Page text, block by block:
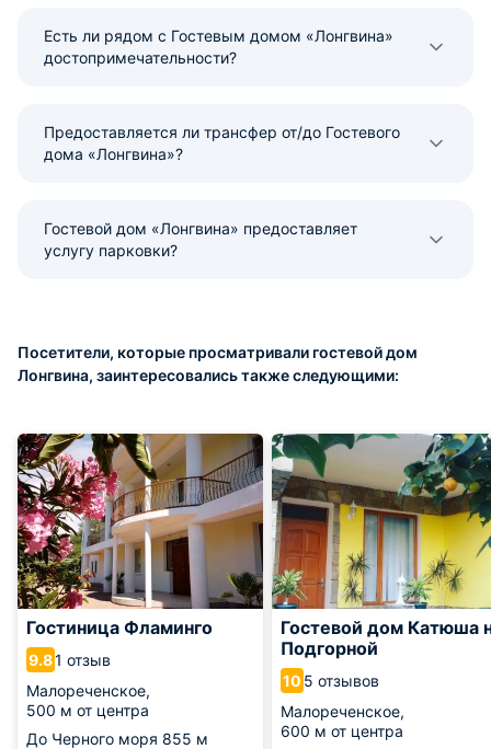
Есть ли рядом с Гостевым домом «Лонгвина»
достопримечательности?
Предоставляется ли трансфер от/до Гостевого
дома «Лонгвина»?
Гостевой дом «Лонгвина» предоставляет
услугу парковки?
Посетители, которые просматривали гостевой дом
Лонгвина, заинтересовались также следующими:
Гостиница Фламинго
9.81 отзыв
Малореченское,
500 м от центра
До Черного моря 855 м
Гостевой дом Катюша
Подгорной
10 5 отзывов
Малореченское,
600 м от центра